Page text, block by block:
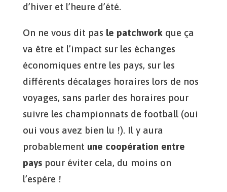
d’hiver et l’heure d’été.
On ne vous dit pas le patchwork que ça
va être et l’impact sur les échanges
économiques entre les pays, sur les
différents décalages horaires lors de nos
voyages, sans parler des horaires pour
suivre les championnats de football (oui
oui vous avez bien lu !). Il y aura
probablement une coopération entre
payspour éviter cela, du moins on
l’espère !